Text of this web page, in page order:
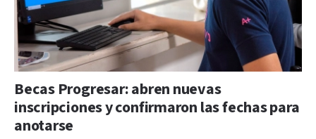
Becas Progresar: abren nuevas
inscripciones y confirmaron las fechas para
anotarse